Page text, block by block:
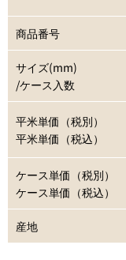
商品番号
サイズ(mm)
/ケース入数
平米単価（税別）
平米単価（税込）
ケース単価（税別）
ケース単価（税込）
産地